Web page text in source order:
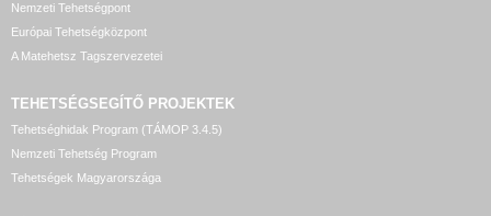
Nemzeti Tehetségpont
Európai Tehetségközpont
A Matehetsz Tagszervezetei
TEHETSÉGSEGÍTŐ PROJEKTEK
Tehetséghidak Program (TÁMOP 3.4.5)
Nemzeti Tehetség Program
Tehetségek Magyarországa